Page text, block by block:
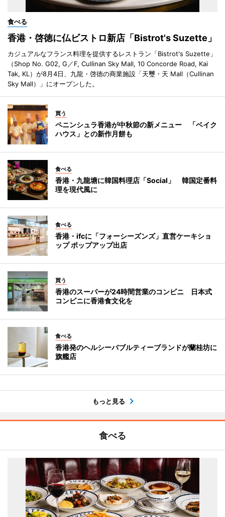
食べる
香港・啓徳に仏ビストロ新店「Bistrot's Suzette」
カジュアルなフランス料理を提供するレストラン「Bistrot's Suzette」
（Shop No. G02, G／F, Cullinan Sky Mall, 10 Concorde Road, Kai
Tak, KL）が8月4日、九龍・啓徳の商業施設「天璽・天 Mall（Cullinan
Sky Mall）」にオープンした。
買う
ペニンシュラ香港が中秋節の新メニュー 「ベイク
ハウス」との新作月餅も
食べる
香港・九龍塘に韓国料理店「Social」 韓国定番料
理を現代風に
食べる
香港・ifcに「フォーシーズンズ」直営ケーキショ
ップ ポップアップ出店
買う
香港のスーパーが24時間営業のコンビニ 日本式
コンビニに香港食文化を
食べる
香港発のヘルシーバブルティーブランドが蘭桂坊に
旗艦店
もっと見る
食べる